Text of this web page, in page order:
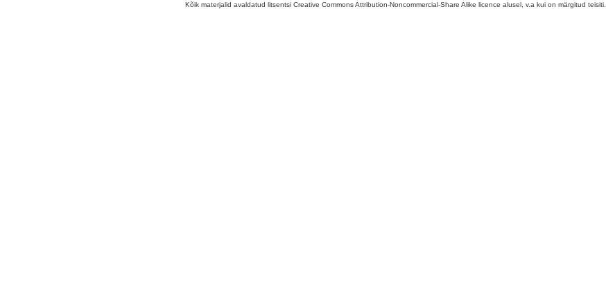
Kõik materjalid avaldatud litsentsi Creative Commons Attribution-Noncommercial-Share Alike licence alusel, v.a kui on märgitud teisiti.